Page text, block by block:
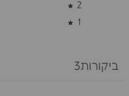
2
1
ביקורות3